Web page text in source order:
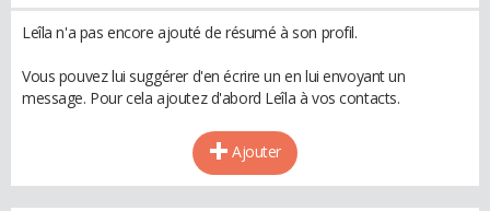
Leîla n'a pas encore ajouté de résumé à son profil.
Vous pouvez lui suggérer d'en écrire un en lui envoyant un
message. Pour cela ajoutez d'abord Leîla à vos contacts.
Ajouter